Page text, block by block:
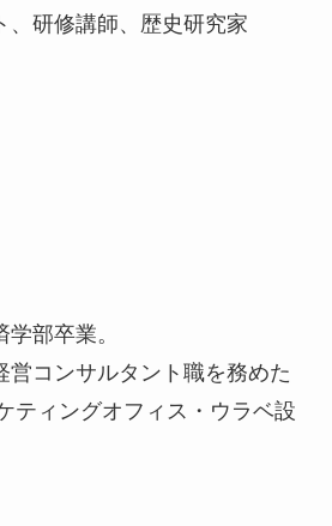
、研修講師、歴史研究家
部卒業。
営コンサルタント職を務めた
ティングオフィス・ウラベ設